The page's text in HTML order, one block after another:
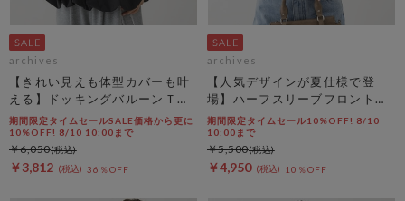
archives
【きれい見えも体型カバーも叶
える】ドッキングバルーンＴＯ
ＰＳ
期間限定タイムセールSALE価格から更に
10%OFF! 8/10 10:00まで
￥3,812 36％OFF
￥6,050
archives
【人気デザインが夏仕様で登
場】ハーフスリーブフロントタ
ックカットＴＯＰＳ
期間限定タイムセール10%OFF! 8/10
10:00まで
￥4,950 10％OFF
￥5,500